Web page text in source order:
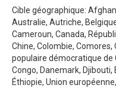
Cible géographique:
Australie, Autriche,
Cameroun, Canada,
Chine, Colombie, Comores,
populaire démocratique de
Congo, Danemark,
Éthiopie, Union